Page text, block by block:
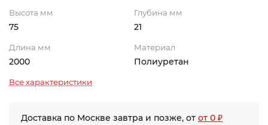
Высота мм
75
Глубина мм
21
Длина мм
2000
Материал
Полиуретан
Все характеристики
Доставка по Москве завтра и позже, от от 0 ₽